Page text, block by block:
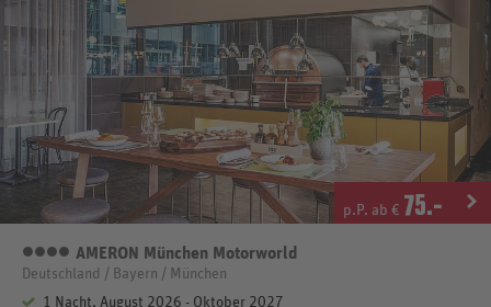
p.P. ab € 75.-
4 Sterne
AMERON München Motorworld
Deutschland / Bayern / München
1 Nacht, August 2026 - Oktober 2027